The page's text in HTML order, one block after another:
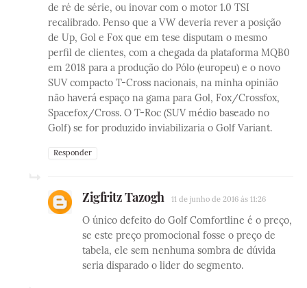
de ré de série, ou inovar com o motor 1.0 TSI
recalibrado. Penso que a VW deveria rever a posição
de Up, Gol e Fox que em tese disputam o mesmo
perfil de clientes, com a chegada da plataforma MQB0
em 2018 para a produção do Pólo (europeu) e o novo
SUV compacto T-Cross nacionais, na minha opinião
não haverá espaço na gama para Gol, Fox/Crossfox,
Spacefox/Cross. O T-Roc (SUV médio baseado no
Golf) se for produzido inviabilizaria o Golf Variant.
Responder
Zigfritz Tazogh 11 de junho de 2016 às 11:26
O único defeito do Golf Comfortline é o preço,
se este preço promocional fosse o preço de
tabela, ele sem nenhuma sombra de dúvida
seria disparado o lider do segmento.